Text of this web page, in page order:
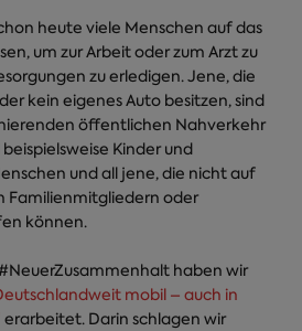
heute viele Menschen auf das
um zur Arbeit oder zum Arzt zu
zu erledigen. Jene, die
kein eigenes Auto besitzen, sind
öffentlichen Nahverkehr
Kinder und
und all jene, die nicht auf
Familienmitgliedern oder
können.
haben wir
mobil – auch in
erarbeitet. Darin schlagen wir